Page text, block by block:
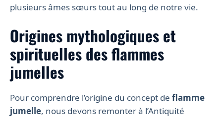
plusieurs âmes sœurs tout au long de notre vie.
Origines mythologiques et
spirituelles des flammes
jumelles
Pour comprendre l’origine du concept de flamme
jumelle, nous devons remonter à l’Antiquité